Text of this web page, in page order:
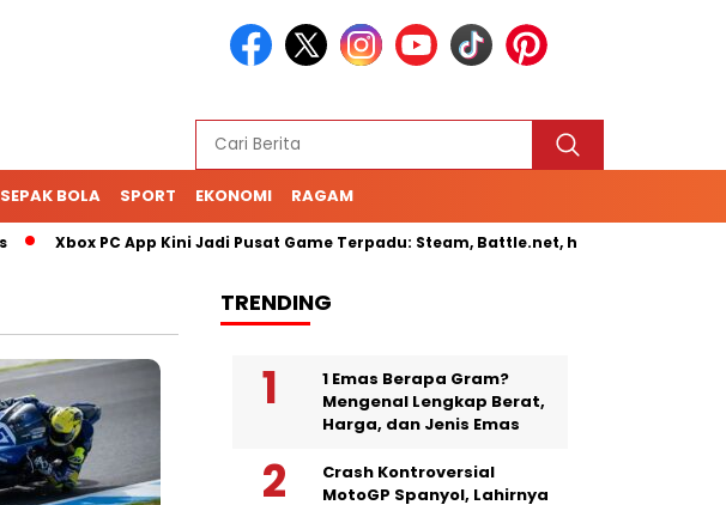
SEPAK BOLA SPORT EKONOMI RAGAM
Xbox PC App Kini Jadi Pusat Game Terpadu: Steam, Battle.net, hingga Cloud Gaming
TRENDING
1 Emas Berapa Gram?
Mengenal Lengkap Berat,
Harga, dan Jenis Emas
Crash Kontroversial
MotoGP Spanyol, Lahirnya